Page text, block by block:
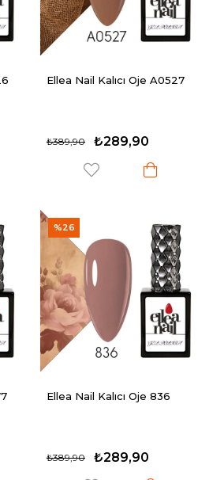
Ellea Nail Kalıcı Oje A0527
₺289,90
₺389,90
Ellea Nail Kalıcı Oje 836
₺289,90
₺389,90
%26